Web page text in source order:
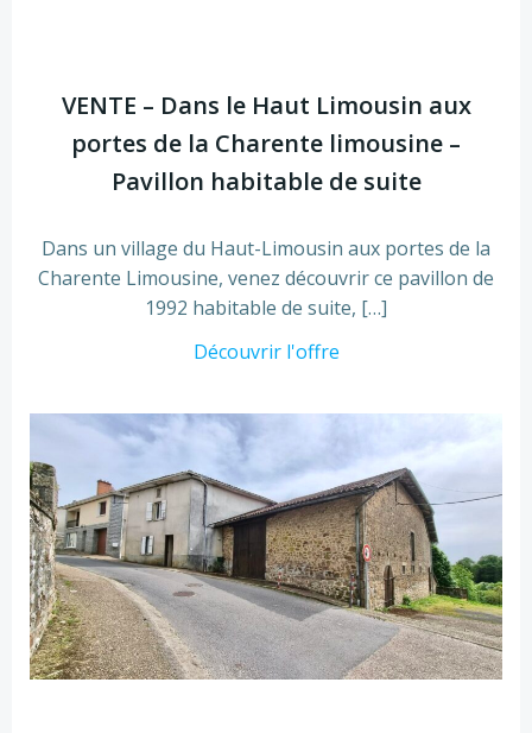
VENTE – Dans le Haut Limousin aux
portes de la Charente limousine –
Pavillon habitable de suite
Dans un village du Haut-Limousin aux portes de la
Charente Limousine, venez découvrir ce pavillon de
1992 habitable de suite, […]
Découvrir l'offre